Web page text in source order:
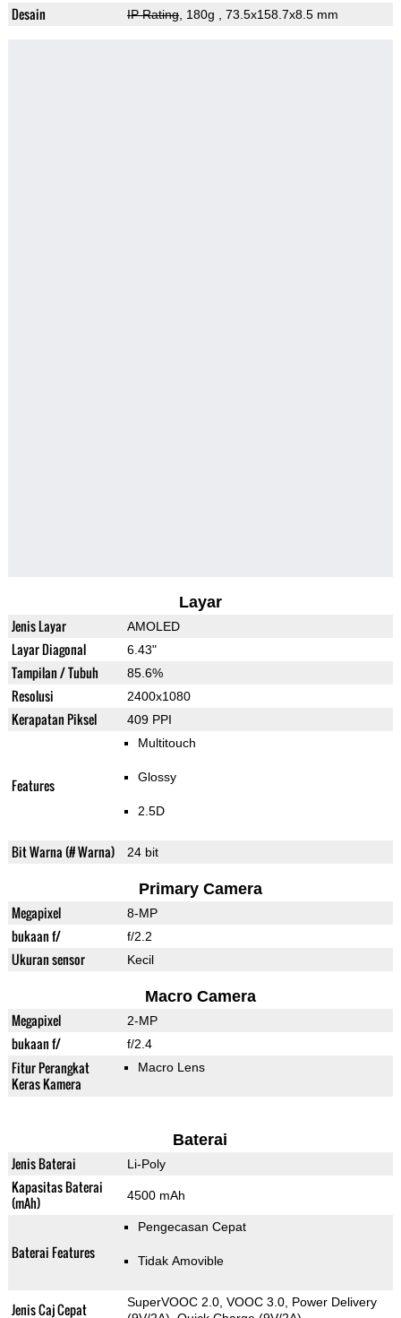
Desain IP Rating, 180g , 73.5x158.7x8.5 mm
Layar
Jenis Layar AMOLED
Layar Diagonal 6.43"
Tampilan / Tubuh 85.6%
Resolusi 2400x1080
Kerapatan Piksel 409 PPI
Features
Multitouch
Glossy
2.5D
Bit Warna (# Warna) 24 bit
Primary Camera
Megapixel 8-MP
bukaan f/ f/2.2
Ukuran sensor Kecil
Macro Camera
Megapixel 2-MP
bukaan f/ f/2.4
Fitur Perangkat
Keras Kamera
Macro Lens
Baterai
Jenis Baterai Li-Poly
Kapasitas Baterai
(mAh)
4500 mAh
Baterai Features
Pengecasan Cepat
Tidak Amovible
Jenis Caj Cepat
SuperVOOC 2.0, VOOC 3.0, Power Delivery